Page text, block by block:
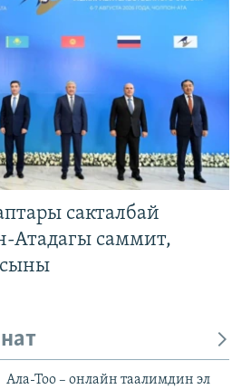
сакталбай
Атадагы саммит,
Ала-Тоо – онлайн таалимдин эл